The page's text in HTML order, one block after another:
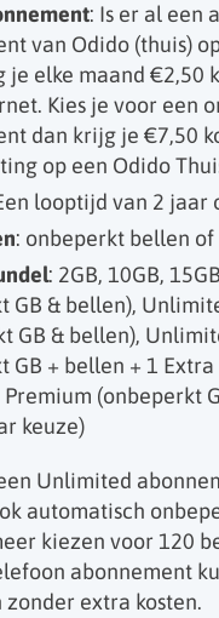
: Is er al een
van Odido (thuis)
je elke maand €2,50
Kies je voor een
dan krijg je €7,50
op een Odido
looptijd van 2 jaar
: onbeperkt bellen
: 2GB, 10GB,
GB & bellen),
GB & bellen),
GB + bellen + 1
(onbeperkt
keuze)
Unlimited
automatisch
kiezen voor 120
abonnement
zonder extra kosten.